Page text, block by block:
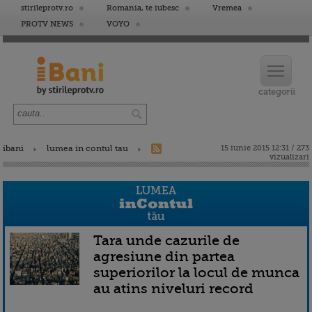
stirileprotv.ro Romania, te iubesc
Vremea
PROTV NEWS
VOYO
ibani lumea in contul tau
15 iunie 2015 12:31 / 273
vizualizari
Tara unde cazurile de
agresiune din partea
superiorilor la locul de munca
au atins niveluri record